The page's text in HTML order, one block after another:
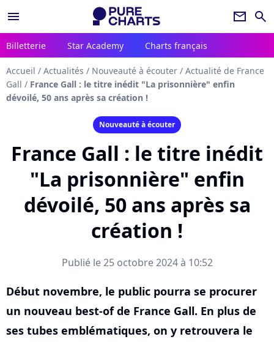
menu newsletter search
Billetterie Star Academy Charts français
Accueil / Actualités / Nouveauté à écouter / Actualité de France
Gall / France Gall : le titre inédit "La prisonnière" enfin
dévoilé, 50 ans après sa création !
Nouveauté à écouter
France Gall : le titre inédit
"La prisonnière" enfin
dévoilé, 50 ans après sa
création !
Publié le 25 octobre 2024 à 10:52
Début novembre, le public pourra se procurer
un nouveau best-of de France Gall. En plus de
ses tubes emblématiques, on y retrouvera le